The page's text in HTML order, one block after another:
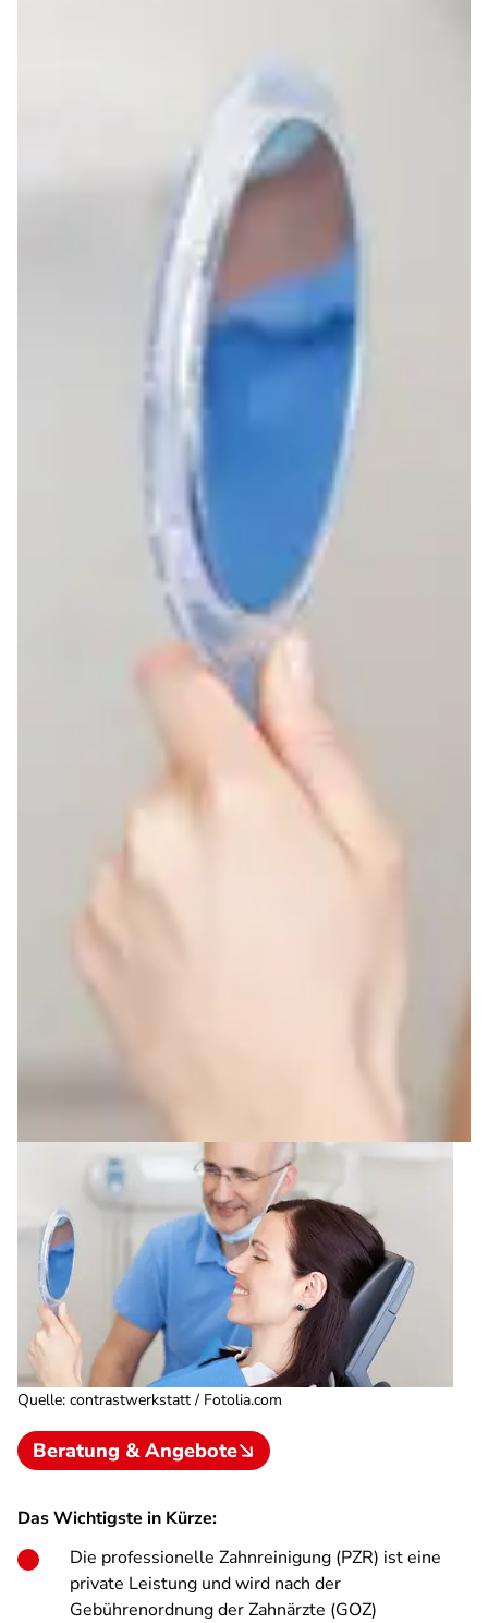
Quelle: contrastwerkstatt / Fotolia.com
Beratung & Angebote
Das Wichtigste in Kürze:
Die professionelle Zahnreinigung (PZR) ist eine
private Leistung und wird nach der
Gebührenordnung der Zahnärzte (GOZ)